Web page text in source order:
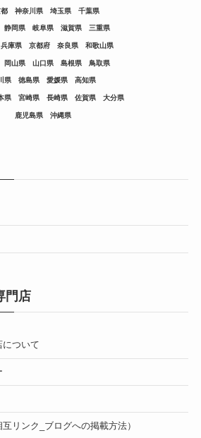
神奈川県 埼玉県 千葉県
静岡県 岐阜県 滋賀県 三重県
兵庫県 京都府 奈良県 和歌山県
岡山県 山口県 島根県 鳥取県
県 徳島県 愛媛県 高知県
県 宮崎県 長崎県 佐賀県 大分県
鹿児島県 沖縄県
門店
について
リンク_ブログへの掲載方法）